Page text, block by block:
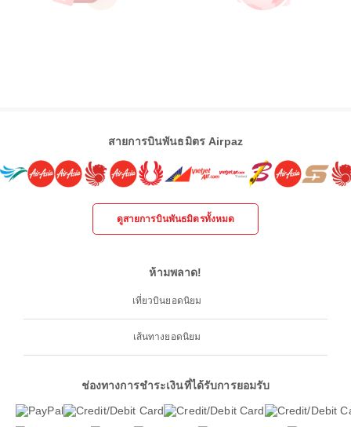
สายการบินพันธมิตร Airpaz
ดูสายการบินพันธมิตรทั้งหมด
ห้ามพลาด!
เที่ยวบินยอดนิยม
เส้นทางยอดนิยม
ช่องทางการชำระเงินที่ได้รับการยอมรับ